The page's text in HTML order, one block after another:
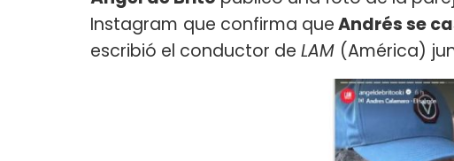
Instagram que confirma queAndrés se
escribió el conductor de LAM (América)